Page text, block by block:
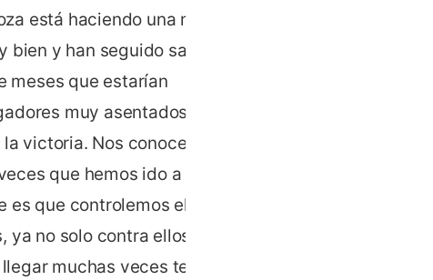
está haciendo una muy
y han seguido sacando
meses que estarían
muy asentados en la
victoria. Nos conocemos
que hemos ido a verlos
que controlemos el plan,
no solo contra ellos,
muchas veces te